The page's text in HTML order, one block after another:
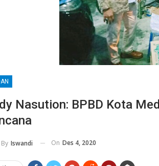
Nasution: BPBD Kota
By Iswandi On Des 4, 2020